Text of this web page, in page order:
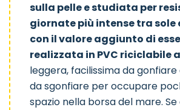
sulla pelle e studiata per
giornate più intense tra sole
con il valore aggiunto di
realizzata in PVC riciclabile
leggera, facilissima da
da sgonfiare per occupare
spazio nella borsa del mare.